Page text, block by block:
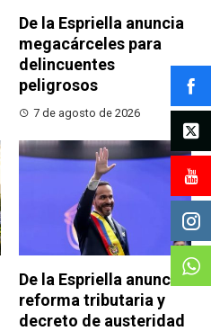
De la Espriella anuncia
megacárceles para
delincuentes
peligrosos
7 de agosto de 2026
De la Espriella anuncia
reforma tributaria y
decreto de austeridad